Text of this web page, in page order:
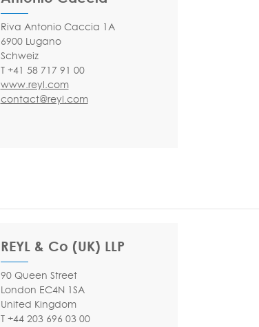
Riva Antonio Caccia 1A
6900 Lugano
Schweiz
T +41 58 717 91 00
www.reyl.com
contact@reyl.com
REYL & Co (UK) LLP
90 Queen Street
London EC4N 1SA
United Kingdom
T +44 203 696 03 00